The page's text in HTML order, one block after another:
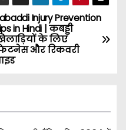
Injury Prevention
in Hindi | कबड्डी
के लिए
और रिकवरी